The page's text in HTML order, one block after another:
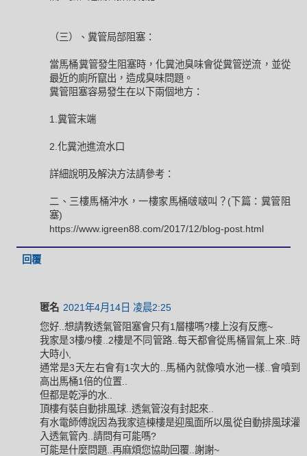
（三）、糞管局部阻塞：
當馬桶糞管發生阻塞時，化糞池臭味會從糞管逆流，並從
最近的廁所竄出，造成臭味問題。
糞管阻塞容易發生在以下兩個地方：
1.糞管末端
2.化糞池進流水口
詳細說明及解決方法請參考：
二、三樓馬桶沖水，一樓家馬桶啵啵叫？(下篇：糞管阻
塞)
https://www.igreen88.com/2017/12/blog-post.html
回覆
匿名 2021年4月14日 凌晨2:25
您好..想請教透氣管阻塞會只有1層樓嗎?樓上沒有反應~
我家是3樓/9樓..2樓是不同管路..每天都會從馬桶冒氣上來..時
大時小,
通常是3天左右會有1次大的..馬桶內就像噴水池一樣..會噴到
高出馬桶1倍的位置..
但都是乾淨的水..
頂樓有裝自動排風球..透氣管沒有封起來..
有水電師傅說因為我家這棟樓是迎風面所以風從自動排風球灌
入透氣管內..請問有可能嗎?
可能是什麼問題..再麻煩您協助回覆..謝謝~